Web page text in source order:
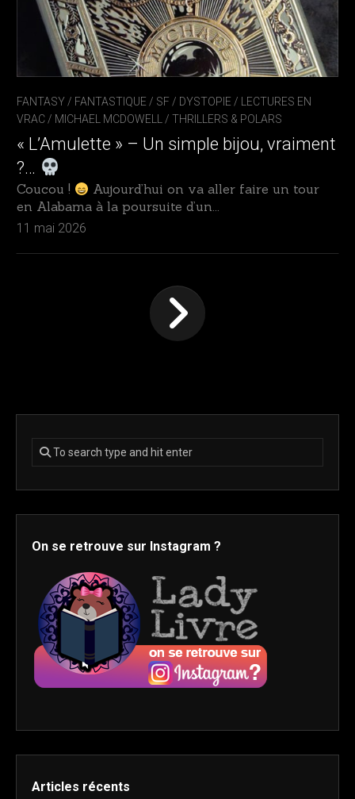
FANTASY / FANTASTIQUE / SF / DYSTOPIE /
LECTURES EN
VRAC / MICHAEL MCDOWELL / THRILLERS & POLARS
« L’Amulette » – Un simple bijou, vraiment
?…
Coucou !
Aujourd’hui on va aller faire un tour
en Alabama à la poursuite d’un...
11 mai 2026
On se retrouve sur Instagram ?
Articles récents